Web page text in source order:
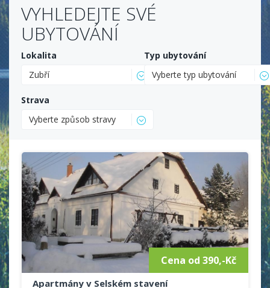
VYHLEDEJTE SVÉ
UBYTOVÁNÍ
Lokalita
Zubří
Typ ubytování
Vyberte typ ubytování
Strava
Vyberte způsob stravy
Cena od 390,-Kč
Apartmány v Selském stavení